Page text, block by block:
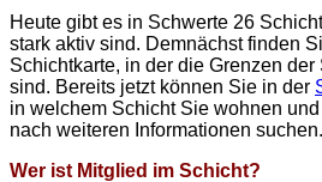
Heute gibt es in Schwerte 26
stark aktiv sind. Demnächst finden
Schichtkarte, in der die Grenzen
sind. Bereits jetzt können Sie in der
in welchem Schicht Sie wohnen
nach weiteren Informationen suchen.
Wer ist Mitglied im Schicht?